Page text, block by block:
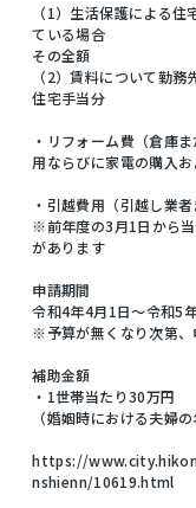
（1）生活保護による
ている場合
その全額
（2）賃料について勤
住宅手当分
・リフォーム費（倉庫
用ならびに家電の購入お
・引越費用（引越し業
※前年度の3月1日から
があります
申請期間
令和4年4月1日～令和5
※予算が無くなり次第、
補助金額
・1世帯当たり30万円
（婚姻時における夫婦
https://
nshienn/10619.html